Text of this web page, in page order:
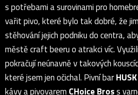
s potřebami a surovinami pro
vařit pivo, které bylo tak dobré, že
stěhování jejich podniku do centra,
městě craft beeru o atrakci víc.
pokračují neúnavně v takových
které jsem jen očichal. Pivní barHUSK
kávy a pivovarem CHoice Bross